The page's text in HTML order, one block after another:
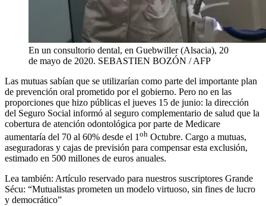
En un consultorio dental, en Guebwiller (Alsacia), 20
de mayo de 2020. SEBASTIEN BOZÓN / AFP
Las mutuas sabían que se utilizarían como parte del importante plan
de prevención oral prometido por el gobierno. Pero no en las
proporciones que hizo públicas el jueves 15 de junio: la dirección
del Seguro Social informó al seguro complementario de salud que la
cobertura de atención odontológica por parte de Medicare
aumentaría del 70 al 60% desde el 1 oh Octubre. Cargo a mutuas,
aseguradoras y cajas de previsión para compensar esta exclusión,
estimado en 500 millones de euros anuales.
Lea también: Artículo reservado para nuestros suscriptores Grande
Sécu: “Mutualistas prometen un modelo virtuoso, sin fines de lucro
y democrático”